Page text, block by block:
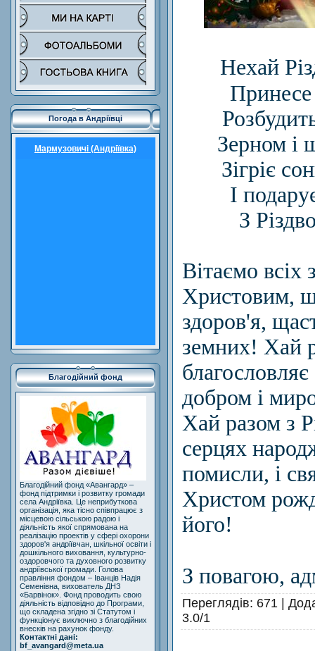
Погода в Андріївці
Мармузовичі (Андріївка)
Благодійний фонд
Благодійний фонд «Авангард» –
фонд підтримки і розвитку громади
села Андріївка. Це неприбуткова
організація, яка тісно співпрацює з
місцевою сільською радою і
діяльність якої спрямована на
реалізацію проектів у сфері охорони
здоров'я андріївчан, шкільної освіти і
дошкільного виховання, культурно-
оздоровчого та духовного розвитку
андріївської громади. Голова
правління фондом – Іванців Надія
Семенівна, вихователь ДНЗ
«Барвінок». Фонд проводить свою
діяльність відповідно до Програми,
що складена згідно зі Статутом і
функціонує виключно з благодійних
внесків на рахунок фонду.
Контактні дані:
bf_avangard@meta.ua
Нехай
Принесе
Зерном і
Зігріє
І
З
Вітаємо всіх
Христовим,
здоров'я,
земних! Хай
добром і
Хай разом з
серцях
помисли, і
Христом
його!
З повагою,
Переглядів: 671 |
3.0/1